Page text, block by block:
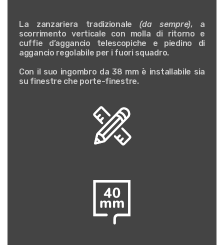
La zanzariera tradizionale (da sempre), a
scorrimento verticale con molla di ritorno e
cuffie d’aggancio telescopiche e piedino di
aggancio regolabile per i fuori squadro.
Con il suo ingombro da38 mm è installabile sia
su finestre che porte-finestre.